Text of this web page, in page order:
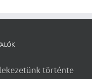
történte